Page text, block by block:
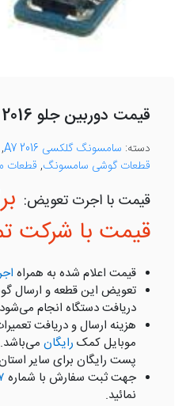
قیمت دوربین جلو A7 2016 سامسونگ
دسته: سامسونگ گلکسی A7 2016 ,
قطعات گوشی سامسونگ, قطعات
قیمت با شرکت
قیمت اعلام شده به همراه
تعویض این قطعه و ارسال
دریافت دستگاه انجام
هزینه ارسال و دریافت
موبایل کمک رایگان
پست رایگان برای سایر
جهت ثبت سفارش با شماره
نمائید.